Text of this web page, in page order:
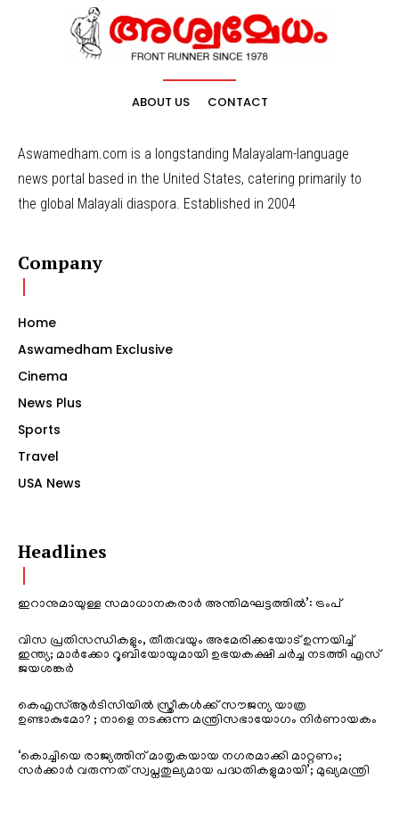
ABOUT US CONTACT
Aswamedham.com is a longstanding Malayalam-language
news portal based in the United States, catering primarily to
the global Malayali diaspora. Established in 2004
Company
Home
Aswamedham Exclusive
Cinema
News Plus
Sports
Travel
USA News
Headlines
ഇറാനുമായുള്ള സമാധാനകരാർ അന്തിമഘട്ടത്തിൽ‌’: ട്രംപ്
വിസ പ്രതിസന്ധികളും, തീരുവയും അമേരിക്കയോട് ഉന്നയിച്ച്
ഇന്ത്യ; മാർക്കോ റൂബിയോയുമായി ഉഭയകക്ഷി ചർച്ച നടത്തി എസ്
ജയശങ്കർ
കെഎസ്ആർടിസിയിൽ സ്ത്രീകൾക്ക് സൗജന്യ യാത്ര
ഉണ്ടാകുമോ? ; നാളെ നടക്കുന്ന മന്ത്രിസഭായോഗം നിർണായകം
‘കൊച്ചിയെ രാജ്യത്തിന് മാതൃകയായ നഗരമാക്കി മാറ്റണം;
സർക്കാർ വരുന്നത് സ്വപ്നതുല്യമായ പദ്ധതികളുമായി’; മുഖ്യമന്ത്രി